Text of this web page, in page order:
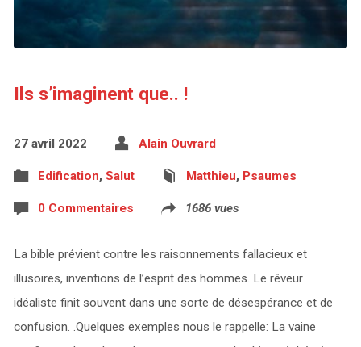
Ils s’imaginent que.. !
27 avril 2022 Alain Ouvrard
Edification, Salut Matthieu, Psaumes
0 Commentaires 1686 vues
La bible prévient contre les raisonnements fallacieux et
illusoires, inventions de l’esprit des hommes. Le rêveur
idéaliste finit souvent dans une sorte de désespérance et de
confusion. .Quelques exemples nous le rappelle: La vaine